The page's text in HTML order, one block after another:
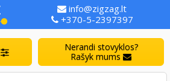
info@zigzag.lt
+370-5-2397397
Nerandi stovyklos?
Rašyk mums